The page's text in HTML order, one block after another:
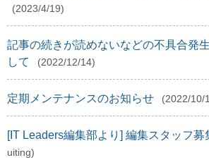
(2023/4/19)
記事の続きが読めないなどの不具合発
して
(2022/12/14)
定期メンテナンスのお知らせ (2022/10/
[IT Leaders編集部より] 編集スタッフ募
uiting)